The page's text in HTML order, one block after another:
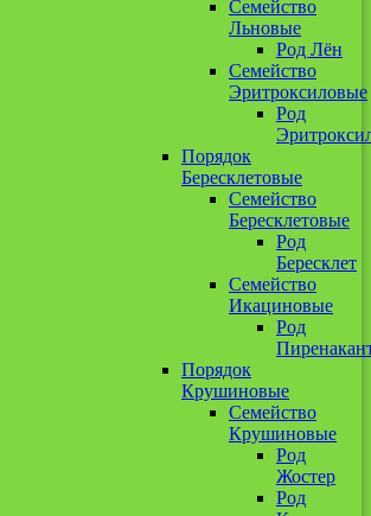
Семейство
Льновые
Род Лён
Семейство
Эритроксиловые
Род
Порядок
Бересклетовые
Семейство
Бересклетовые
Род
Бересклет
Семейство
Икациновые
Род
Порядок
Крушиновые
Семейство
Крушиновые
Род
Жостер
Род